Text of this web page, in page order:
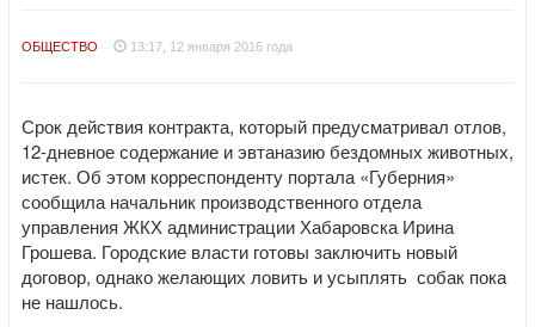
ОБЩЕСТВО 13:17, 12 января 2016 года
Срок действия контракта, который предусматривал отлов,
12-дневное содержание и эвтаназию бездомных животных,
истек. Об этом корреспонденту портала «Губерния»
сообщила начальник производственного отдела
управления ЖКХ администрации Хабаровска Ирина
Грошева. Городские власти готовы заключить новый
договор, однако желающих ловить и усыплять собак пока
не нашлось.